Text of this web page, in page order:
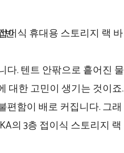
다. 텐트 안팎으로 흩어진 물
대한 고민이 생기는 것이죠.
편함이 배로 커집니다. 그래
의 3층 접이식 스토리지 랙